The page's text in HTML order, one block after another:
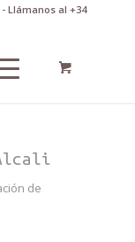
- Llámanos al +34
de